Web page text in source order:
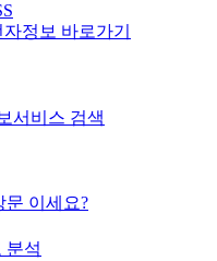
정보 바로가기
서비스 검색
문 이세요?
분석